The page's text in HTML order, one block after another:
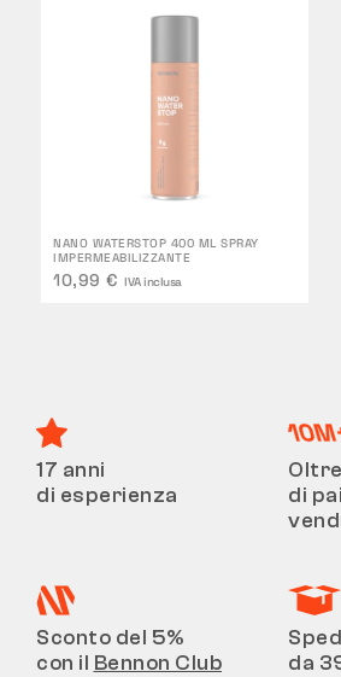
NANO WATERSTOP 400 ML SPRAY
IMPERMEABILIZZANTE
10,99 € IVA inclusa
17 anni
di esperienza
di
Sconto del 5%
con il Bennon Club
da